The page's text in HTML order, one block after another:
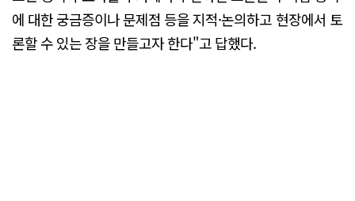
에 대한 궁금증이나 문제점 등을 지적·논의하고 현장에서 토
론할 수 있는 장을 만들고자 한다"고 답했다.